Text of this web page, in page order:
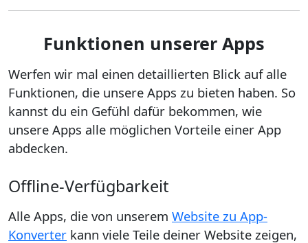
Funktionen unserer Apps
Werfen wir mal einen detaillierten Blick auf alle
Funktionen, die unsere Apps zu bieten haben. So
kannst du ein Gefühl dafür bekommen, wie
unsere Apps alle möglichen Vorteile einer App
abdecken.
Offline-Verfügbarkeit
Alle Apps, die von unserem Website zu App-
Konverter kann viele Teile deiner Website zeigen,